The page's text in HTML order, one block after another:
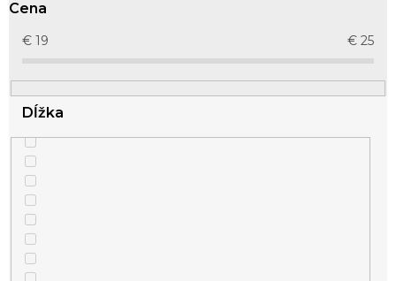
r
k
t
v
Cena
€ 19 € 25
Dĺžka